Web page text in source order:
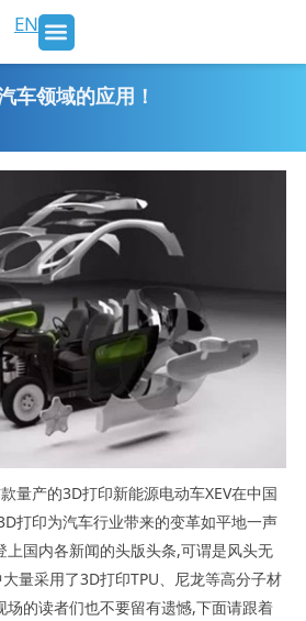
EN
车领域的应用！
量产的3D打印新能源电动车XEV在中国
打印为汽车行业带来的变革如平地一声
上国内各新闻的头版头条,可谓是风头无
量采用了3D打印TPU、尼龙等高分子材
场的读者们也不要留有遗憾,下面请跟着